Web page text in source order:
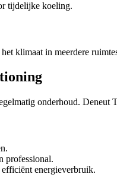
tijdelijke koeling.
klimaat in meerdere
onderhoud.
professional.
energieverbruik.